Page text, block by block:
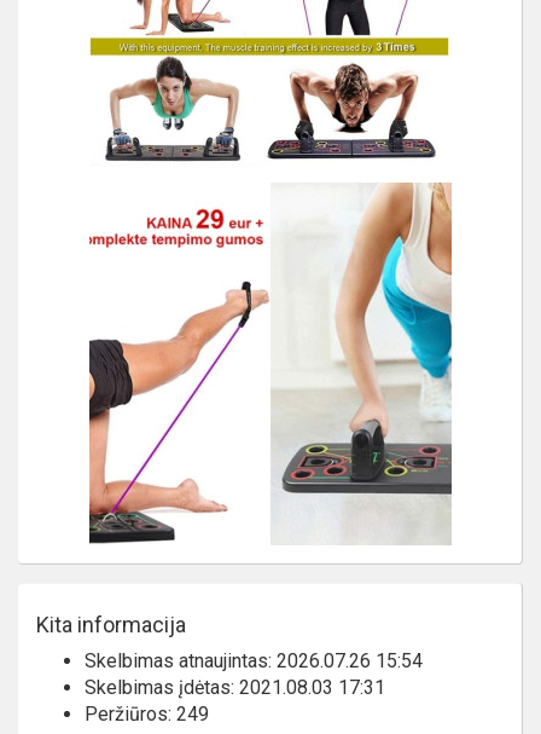
Kita informacija
Skelbimas atnaujintas: 2026.07.26 15:54
Skelbimas įdėtas: 2021.08.03 17:31
Peržiūros: 249